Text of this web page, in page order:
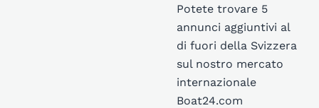
Potete trovare 5
annunci aggiuntivi al
di fuori della Svizzera
sul nostro mercato
internazionale
Boat24.com